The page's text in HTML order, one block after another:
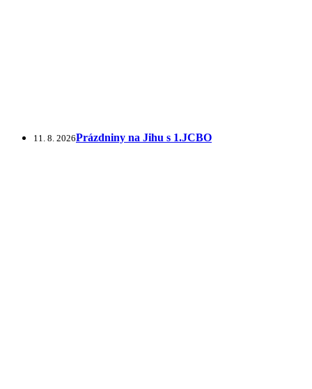
11. 8. 2026Prázdniny na Jihu s 1.JCBO